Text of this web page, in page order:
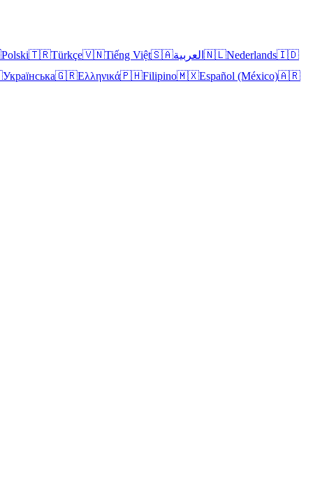
Polski🇹🇷Türkçe🇻🇳Tiếng Việt🇸🇦العربية 🇳🇱Nederlands🇮🇩
Українська🇬🇷Ελληνικά🇵🇭Filipino🇲🇽Español (México)🇦🇷